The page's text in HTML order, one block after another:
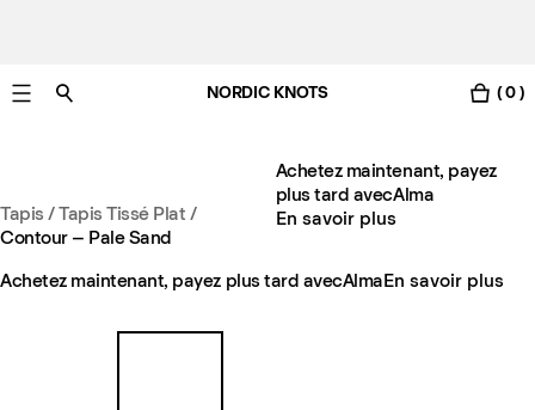
NORDIC KNOTS ( 0 )
Tapis /Tapis Tissé Plat /
Contour – Pale Sand
Achetez maintenant, payez
plus tard avecAlma
En savoir plus
Achetez maintenant, payez plus tard avecAlmaEn savoir plus